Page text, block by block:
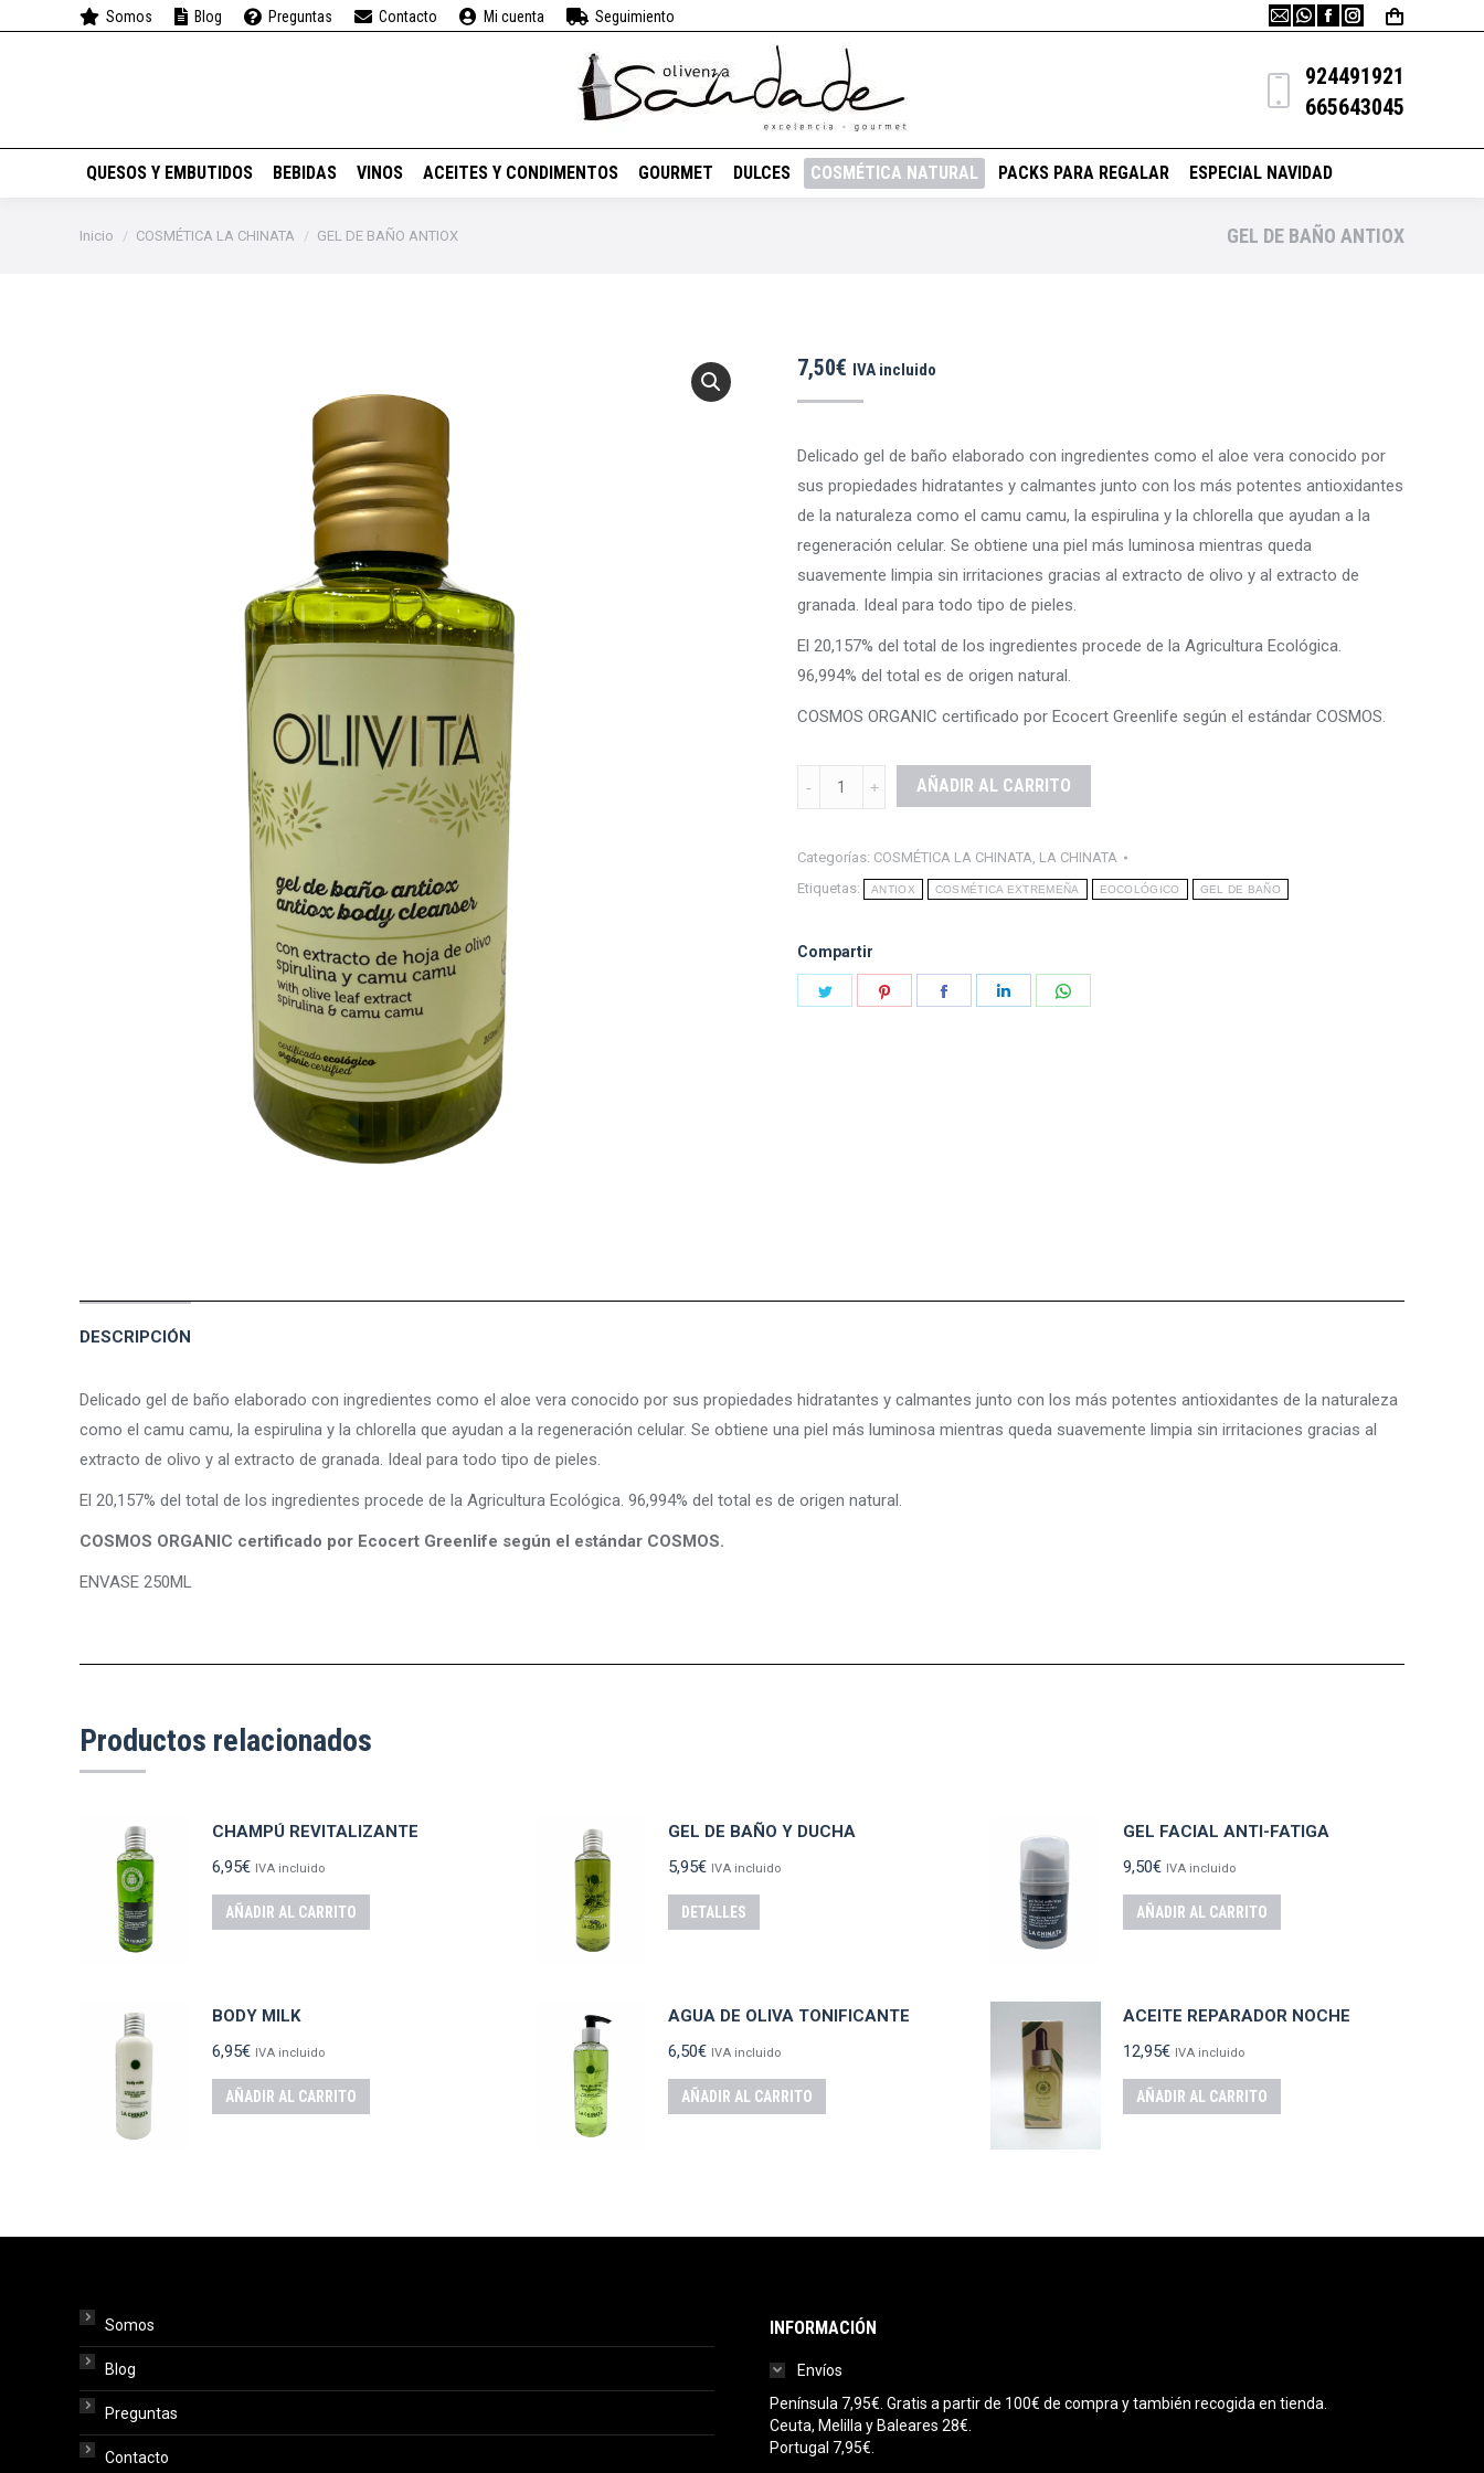
Somos Blog Preguntas Contacto Mi cuenta Seguimiento
Mail
opens
new
Whatsapp
opens
in
new
Facebook
opens
in
new
Instagram
opens
in
new
924491921
665643045
QUESOS Y EMBUTIDOS BEBIDAS VINOS ACEITES Y CONDIMENTOS GOURMET DULCES COSMÉTICA NATURAL PACKS PARA REGALAR ESPECIAL NAVIDAD
Estás aquí:
Inicio COSMÉTICA LA CHINATA GEL DE BAÑO ANTIOX GEL DE BAÑO ANTIOX
7,50€ IVA incluido
Delicado gel de baño elaborado con ingredientes como el aloe vera conocido por
sus propiedades hidratantes y calmantes junto con los más potentes antioxidantes
de la naturaleza como el camu camu, la espirulina y la chlorella que ayudan a la
regeneración celular. Se obtiene una piel más luminosa mientras queda
suavemente limpia sin irritaciones gracias al extracto de olivo y al extracto de
granada. Ideal para todo tipo de pieles.
El 20,157% del total de los ingredientes procede de la Agricultura Ecológica.
96,994% del total es de origen natural.
COSMOS ORGANIC certificado por Ecocert Greenlife según el estándar COSMOS.
DE
ANTIOX
quantity
AÑADIR AL CARRITO
Categorías: COSMÉTICA LA CHINATA, LA CHINATA
Etiquetas:
ANTIOX COSMÉTICA EXTREMEÑA EOCOLÓGICO GEL DE BAÑO
Compartir
DESCRIPCIÓN
Delicado gel de baño elaborado con ingredientes como el aloe vera conocido por sus propiedades hidratantes y calmantes junto con los más potentes antioxidantes de la naturaleza
como el camu camu, la espirulina y la chlorella que ayudan a la regeneración celular. Se obtiene una piel más luminosa mientras queda suavemente limpia sin irritaciones gracias al
extracto de olivo y al extracto de granada. Ideal para todo tipo de pieles.
El 20,157% del total de los ingredientes procede de la Agricultura Ecológica. 96,994% del total es de origen natural.
COSMOS ORGANIC certificado por Ecocert Greenlife según el estándar COSMOS.
ENVASE 250ML
Productos relacionados
CHAMPÚ REVITALIZANTE
6,95€ IVA incluido
AÑADIR AL CARRITO
GEL DE BAÑO Y DUCHA
5,95€ IVA incluido
DETALLES
GEL FACIAL ANTI-FATIGA
9,50€ IVA incluido
AÑADIR AL CARRITO
BODY MILK
6,95€ IVA incluido
AÑADIR AL CARRITO
AGUA DE OLIVA TONIFICANTE
6,50€ IVA incluido
AÑADIR AL CARRITO
ACEITE REPARADOR NOCHE
12,95€ IVA incluido
AÑADIR AL CARRITO
Somos
Blog
Preguntas
Contacto
INFORMACIÓN
Envíos
Península 7,95€. Gratis a partir de 100€ de compra y también recogida en tienda.
Ceuta, Melilla y Baleares 28€.
Portugal 7,95€.
QUESOS Y EMBUTIDOS BEBIDAS VINOS ACEITES Y CONDIMENTOS PACKS PARA REGALAR
ESPECIAL NAVIDAD